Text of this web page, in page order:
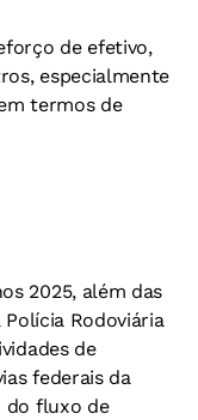
de efetivo,
especialmente
termos de
2025, além das
Rodoviária
de
federais da
do fluxo de